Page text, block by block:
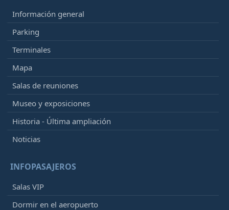
Información general
Parking
Terminales
Mapa
Salas de reuniones
Museo y exposiciones
Historia - Última ampliación
Noticias
INFOPASAJEROS
Salas VIP
Dormir en el aeropuerto